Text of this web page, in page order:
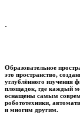
.
Образовательное
это пространство,
углублённого изучения
площадок, где каждый
оснащены самым
робототехники,
и многим другим.